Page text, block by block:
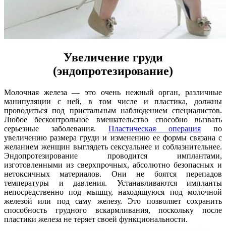
Увеличение груди
(эндопротезирование)
Молочная железа — это очень нежный орган, различные
манипуляции с ней, в том числе и пластика, должны
проводиться под пристальным наблюдением специалистов.
Любое бесконтрольное вмешательство способно вызвать
серьезные заболевания. Пластическая операция по
увеличению размера груди и изменению ее формы связана с
желанием женщин выглядеть сексуальнее и соблазнительнее.
Эндопротезирование проводится имплантами,
изготовленными из сверхпрочных, абсолютно безопасных и
нетоксичных материалов. Они не боятся перепадов
температуры и давления. Устанавливаются импланты
непосредственно под мышцу, находящуюся под молочной
железой или под саму железу. Это позволяет сохранить
способность грудного вскармливания, поскольку после
пластики железа не теряет своей функциональности.